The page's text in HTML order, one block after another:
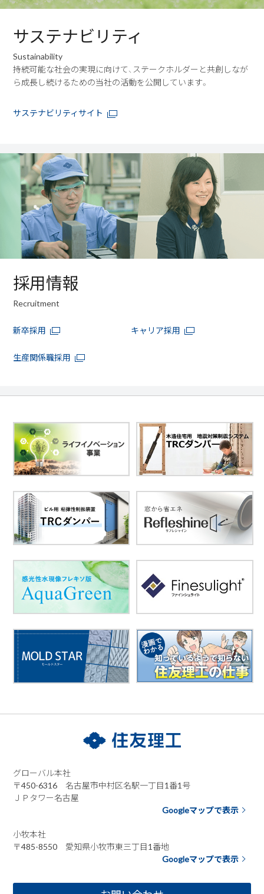
サステナビリティ
Sustainability
持続可能な社会の実現に向けて、ステークホルダーと共創しなが
ら成長し続けるための当社の活動を公開しています。
サステナビリティサイト
採用情報
Recruitment
新卒採用 キャリア採用
生産関係職採用
グローバル本社
〒450-6316 名古屋市中村区名駅一丁目1番1号
ＪＰタワー名古屋
Googleマップで表示
小牧本社
〒485-8550 愛知県小牧市東三丁目1番地
Googleマップで表示